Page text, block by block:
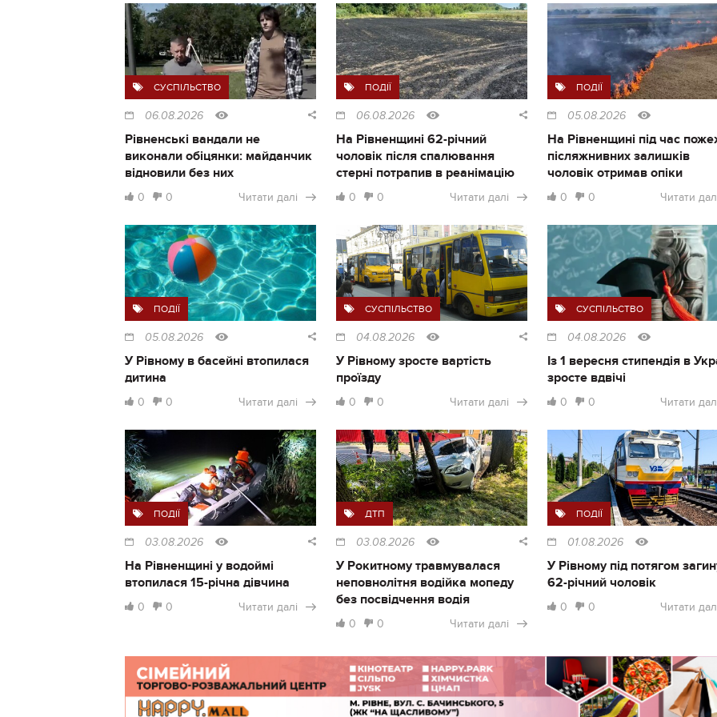
СУСПІЛЬСТВО
06.08.2026
Рівненські вандали не
виконали обіцянки: майданчик
відновили без них
0 0 Читати далі
ПОДІЇ
06.08.2026
На Рівненщині 62-річний
чоловік після спалювання
стерні потрапив в реанімацію
0 0 Читати далі
ПОДІЇ
05.08.2026
На Рівненщині під час
післяжнивних залишків
чоловік отримав опіки
0 0 Читати
ПОДІЇ
05.08.2026
У Рівному в басейні втопилася
дитина
0 0 Читати далі
СУСПІЛЬСТВО
04.08.2026
У Рівному зросте вартість
проїзду
0 0 Читати далі
СУСПІЛЬСТВО
04.08.2026
Із 1 вересня стипендія в
зросте вдвічі
0 0 Читати
ПОДІЇ
03.08.2026
На Рівненщині у водоймі
втопилася 15-річна дівчина
0 0 Читати далі
ДТП
03.08.2026
У Рокитному травмувалася
неповнолітня водійка мопеду
без посвідчення водія
0 0 Читати далі
ПОДІЇ
01.08.2026
У Рівному під потягом
62-річний чоловік
0 0 Читати